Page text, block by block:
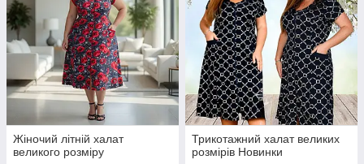
Жіночий літній халат
великого розміру
Трикотажний халат великих
розмірів Новинки